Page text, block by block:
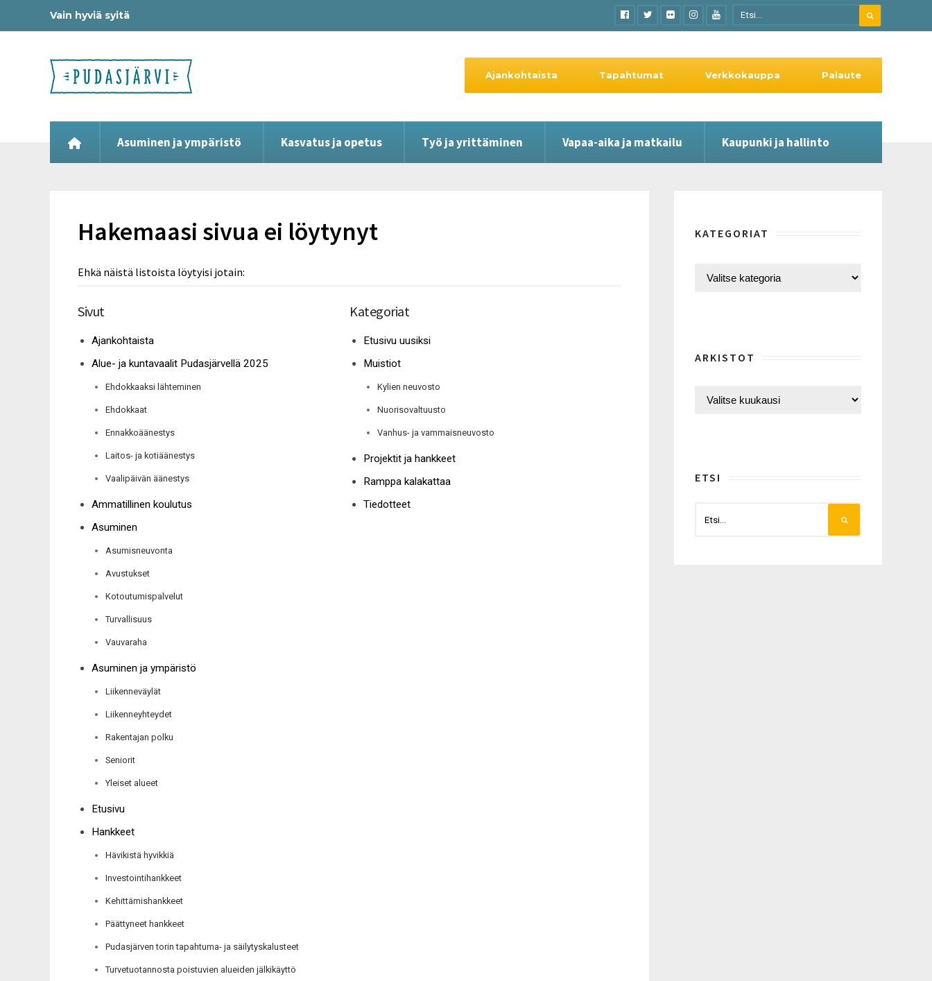
Vain hyviä syitä
Asuminen ja ympäristö Kasvatus ja opetus Työ ja yrittäminen Vapaa-aika ja matkailu Kaupunki ja hallinto
Ajankohtaista Tapahtumat Verkkokauppa Palaute
Hakemaasi sivua ei löytynyt
Ehkä näistä listoista löytyisi jotain:
Sivut
Ajankohtaista
Alue- ja kuntavaalit Pudasjärvellä 2025
Ehdokkaaksi lähteminen
Ehdokkaat
Ennakkoäänestys
Laitos- ja kotiäänestys
Vaalipäivän äänestys
Ammatillinen koulutus
Asuminen
Asumisneuvonta
Avustukset
Kotoutumispalvelut
Turvallisuus
Vauvaraha
Asuminen ja ympäristö
Liikenneväylät
Liikenneyhteydet
Rakentajan polku
Seniorit
Yleiset alueet
Etusivu
Hankkeet
Hävikistä hyvikkiä
Investointihankkeet
Kehittämishankkeet
Päättyneet hankkeet
Pudasjärven torin tapahtuma- ja säilytyskalusteet
Turvetuotannosta poistuvien alueiden jälkikäyttö
Kategoriat
Etusivu uusiksi
Muistiot
Kylien neuvosto
Nuorisovaltuusto
Vanhus- ja vammaisneuvosto
Projektit ja hankkeet
Ramppa kalakattaa
Tiedotteet
KATEGORIAT
ARKISTOT
ETSI